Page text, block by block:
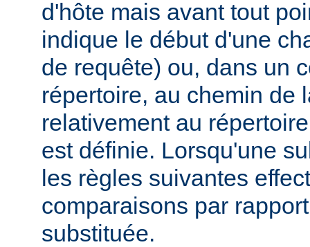
d'hôte mais avant tout
indique le début d'une
de requête) ou, dans un
répertoire, au chemin de
relativement au
est définie. Lorsqu'une
les règles suivantes
comparaisons par
substituée.